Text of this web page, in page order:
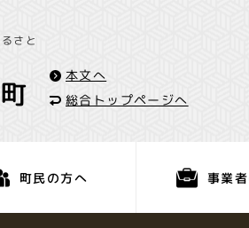
さと
本文へ
総合トップページへ
町民の方へ 事業